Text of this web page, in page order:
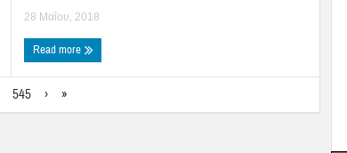
28 Μαΐου, 2018
Read more
545 › »